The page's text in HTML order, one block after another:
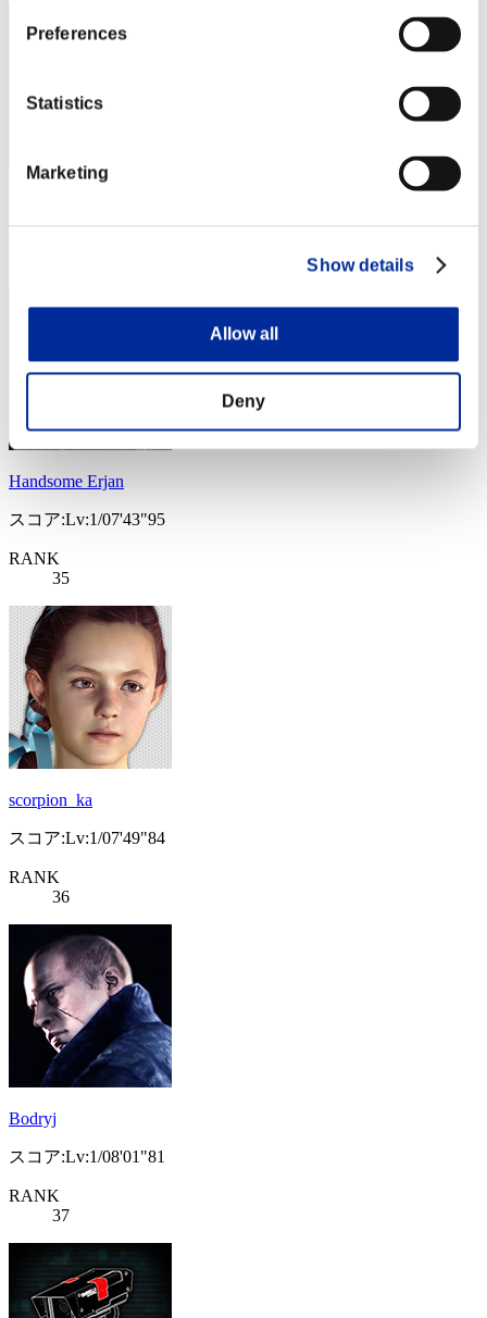
Preferences
Statistics
Marketing
Show details
Allow all
Deny
Handsome Erjan
スコア:Lv:1/07'43"95
RANK
35
scorpion_ka
スコア:Lv:1/07'49"84
RANK
36
Bodryj
スコア:Lv:1/08'01"81
RANK
37